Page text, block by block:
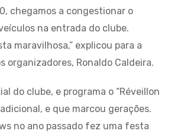
chegamos a congestionar o
na entrada do clube.
maravilhosa,” explicou para a
organizadores, Ronaldo Caldeira.
do clube, e programa o “Réveillon
e que marcou gerações.
no ano passado fez uma festa